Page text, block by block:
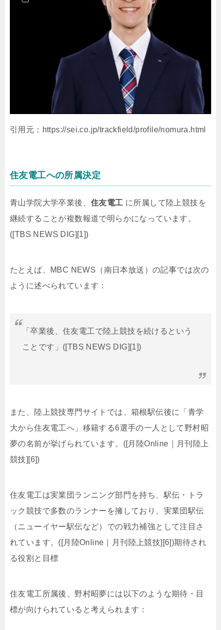
引用元：https://sei.co.jp/trackfield/profile/nomura.html
住友電工への所属決定
青山学院大学卒業後、 住友電工 に所属して陸上競技を
継続することが複数報道で明らかになっています。
([TBS NEWS DIG][1])
たとえば、MBC NEWS（南日本放送）の記事では次の
ように述べられています：
「卒業後、住友電工で陸上競技を続けるという
ことです」([TBS NEWS DIG][1])
また、陸上競技専門サイトでは、箱根駅伝後に「青学
大から住友電工へ」移籍する6選手の一人として野村昭
夢の名前が挙げられています。([月陸Online｜月刊陸上
競技][6])
住友電工は実業団ランニング部門を持ち、駅伝・トラ
ック競技で多数のランナーを擁しており、実業団駅伝
（ニューイヤー駅伝など）での戦力補強として注目さ
れています。([月陸Online｜月刊陸上競技][6])期待され
る役割と目標
住友電工所属後、野村昭夢には以下のような期待・目
標が向けられていると考えられます：